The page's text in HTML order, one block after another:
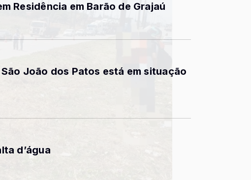
Residência em Barão de Grajaú
João dos Patos está em situação
d’água